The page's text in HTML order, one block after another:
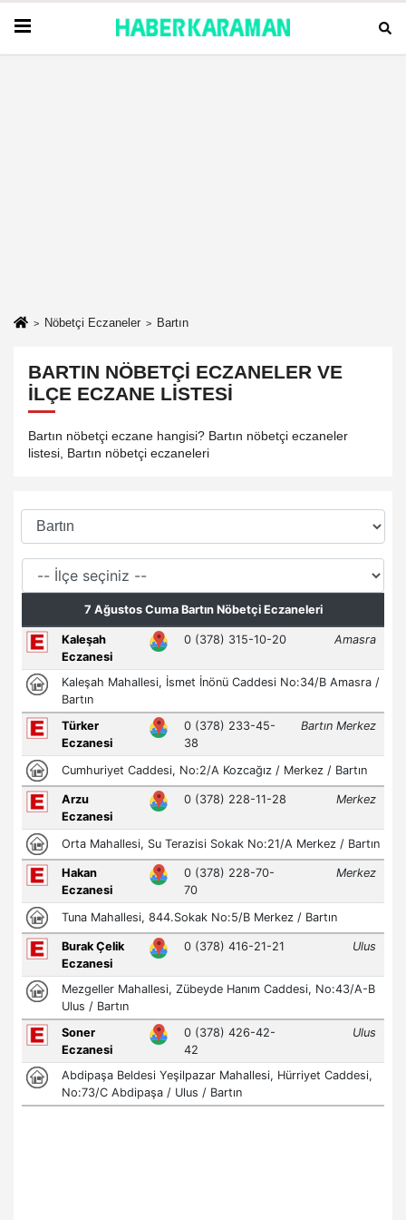
Nöbetçi Eczaneler Bartın
BARTIN NÖBETÇI ECZANELER VE
İLÇE ECZANE LISTESI
Bartın nöbetçi eczane hangisi? Bartın nöbetçi eczaneler
listesi, Bartın nöbetçi eczaneleri